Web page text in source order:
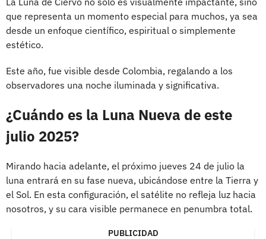
que representa un momento especial para muchos, ya sea
desde un enfoque científico, espiritual o simplemente
estético.
Este año, fue visible desde Colombia, regalando a los
observadores una noche iluminada y significativa.
¿Cuándo es la Luna Nueva de este
julio 2025?
Mirando hacia adelante, el próximo jueves 24 de julio la
luna entrará en su fase nueva, ubicándose entre la Tierra y
el Sol. En esta configuración, el satélite no refleja luz hacia
nosotros, y su cara visible permanece en penumbra total.
PUBLICIDAD